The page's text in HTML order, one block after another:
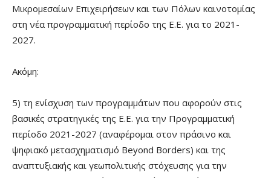
Μικρομεσαίων Επιχειρήσεων και των Πόλων καινοτομίας
στη νέα προγραμματική περίοδο της Ε.Ε. για το 2021-
2027.
Ακόμη:
5) τη ενίσχυση των προγραμμάτων που αφορούν στις
βασικές στρατηγικές της Ε.Ε. για την Προγραμματική
περίοδο 2021-2027 (αναφέρομαι στον πράσινο και
ψηφιακό μετασχηματισμό Beyond Borders) και της
αναπτυξιακής και γεωπολιτικής στόχευσης για την